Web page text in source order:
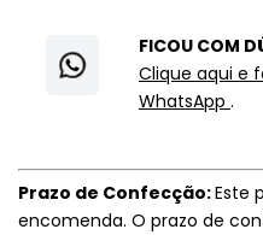
FICOU COM
Clique aqui e
WhatsApp .
Prazo de Confecção:Este
encomenda. O prazo de